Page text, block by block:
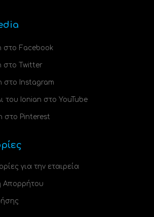
στο Facebook
στο Twitter
στο Instagram
του Ionian στο YouTube
στο Pinterest
για την εταιρεία
Απορρήτου